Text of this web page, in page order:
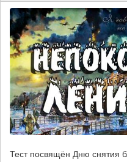
Тест посвящён Дню снятия